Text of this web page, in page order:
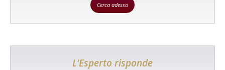
Cerca adesso
L'Esperto risponde